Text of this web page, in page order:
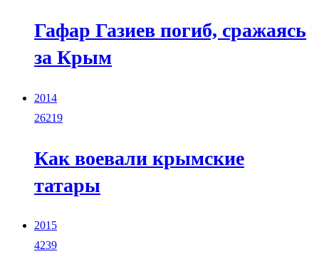
Гафар Газиев погиб, сражаясь
за Крым
2014
26219
Как воевали крымские
татары
2015
4239